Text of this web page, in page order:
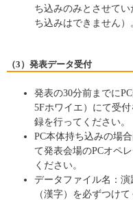
ち込みのみとさせて
ち込みはできません）
（3）発表データ受付
発表の30分前までに
5Fホワイエ）にて受
録を行ってください。
PC本体持ち込みの場
て発表会場のPCオペ
ください。
データファイル名：
（漢字）を必ずつけて